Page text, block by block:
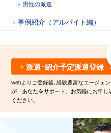
男性の派遣
事例紹介（アルバイト編）
派遣･紹介予定派遣登録
webよりご登録後､経験豊富なエージェン
が、あなたをサポート。お気軽にお申し
ください。